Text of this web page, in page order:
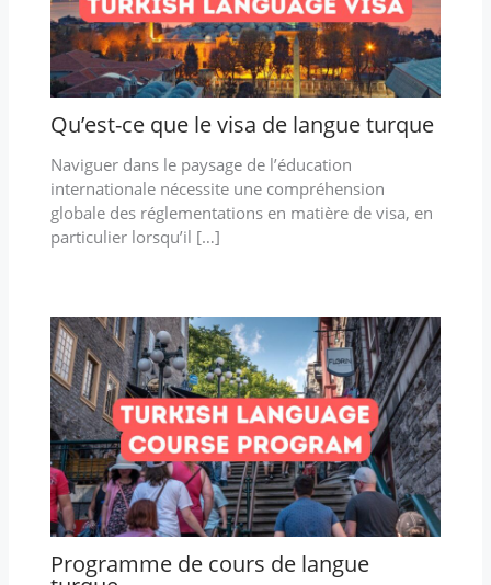
Qu’est-ce que le visa de langue turque
Naviguer dans le paysage de l’éducation
internationale nécessite une compréhension
globale des réglementations en matière de visa, en
particulier lorsqu’il […]
Programme de cours de langue